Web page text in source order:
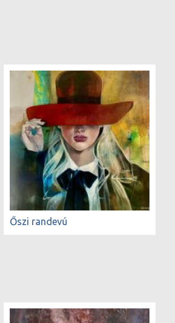
Őszi randevú